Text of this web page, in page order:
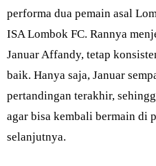
performa dua pemain asal
ISA Lombok FC. Rannya
Januar Affandy, tetap
baik. Hanya saja, Januar
pertandingan terakhir,
agar bisa kembali bermain di
selanjutnya.